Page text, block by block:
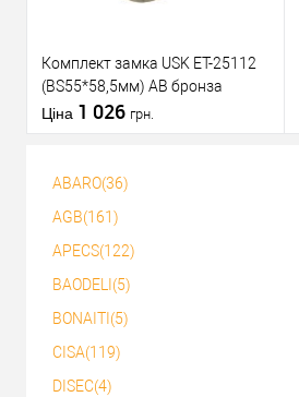
Комплект замка USK ET-25112
(BS55*58,5мм) AB бронза
Ціна 1 026 грн.
Купити в 1 клік
У обране
ABARO(36)
AGB(161)
APECS(122)
BAODELI(5)
BONAITI(5)
CISA(119)
DISEC(4)